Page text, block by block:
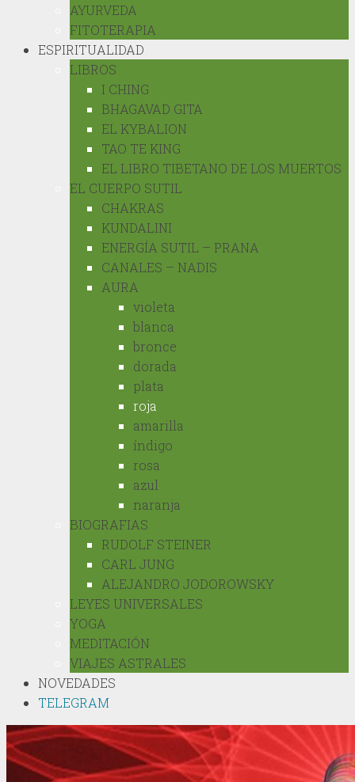
AYURVEDA
FITOTERAPIA
ESPIRITUALIDAD
LIBROS
I CHING
BHAGAVAD GITA
EL KYBALION
TAO TE KING
EL LIBRO TIBETANO DE LOS MUERTOS
EL CUERPO SUTIL
CHAKRAS
KUNDALINI
ENERGÍA SUTIL – PRANA
CANALES – NADIS
AURA
violeta
blanca
bronce
dorada
plata
roja
amarilla
índigo
rosa
azul
naranja
BIOGRAFIAS
RUDOLF STEINER
CARL JUNG
ALEJANDRO JODOROWSKY
LEYES UNIVERSALES
YOGA
MEDITACIÓN
VIAJES ASTRALES
NOVEDADES
TELEGRAM